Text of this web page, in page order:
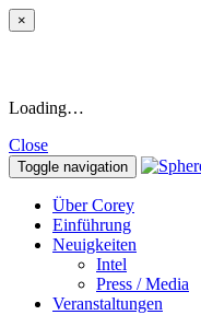
×
Loading…
Close
Toggle navigation
Über Corey
Einführung
Neuigkeiten
Intel
Press / Media
Veranstaltungen